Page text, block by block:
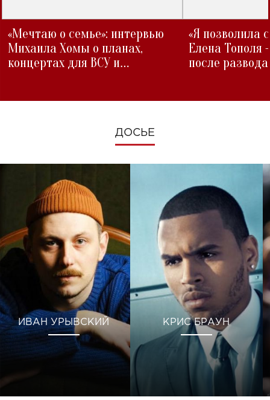
«Мечтаю о семье»: интервью
Михаила Хомы о планах,
концертах для ВСУ и
«Я позволила
Елена Тополя
после развода
ДОСЬЕ
ИВАН УРЫВСКИЙ КРИС БРАУН